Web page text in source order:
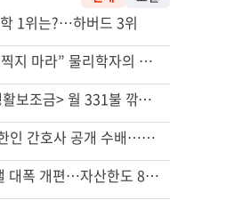
1위는?…하버드 3위
“로또, 이 번호 찍지 마라” 물리학자의 당첨금 높이는 비밀
40만명 SSI<생활보조금> 월 331불 깎이나
'14년째 도피' 한인 간호사 공개 수배…메디케어 사기 유죄
[포커스] 메디캘 대폭 개편…자산한도 84% 축소